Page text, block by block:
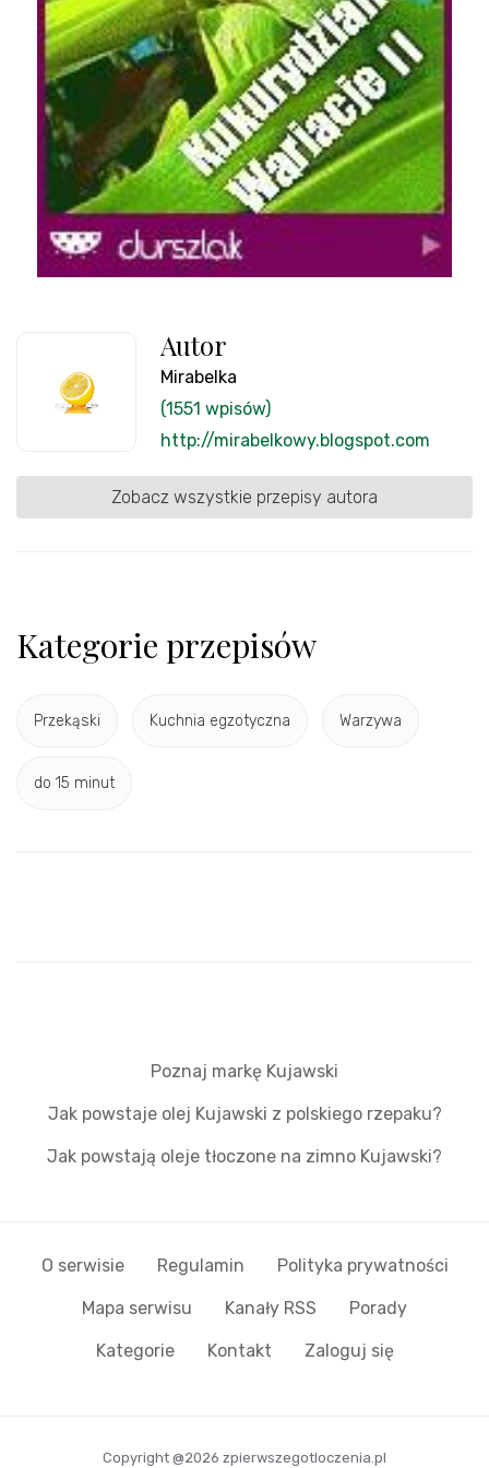
Autor
Mirabelka
(1551 wpisów)
http://mirabelkowy.blogspot.com
Zobacz wszystkie przepisy autora
Kategorie przepisów
Przekąski Kuchnia egzotyczna Warzywa
do 15 minut
Poznaj markę Kujawski
Jak powstaje olej Kujawski z polskiego rzepaku?
Jak powstają oleje tłoczone na zimno Kujawski?
O serwisie Regulamin Polityka prywatności
Mapa serwisu Kanały RSS Porady
Kategorie Kontakt Zaloguj się
Copyright @2026 zpierwszegotloczenia.pl